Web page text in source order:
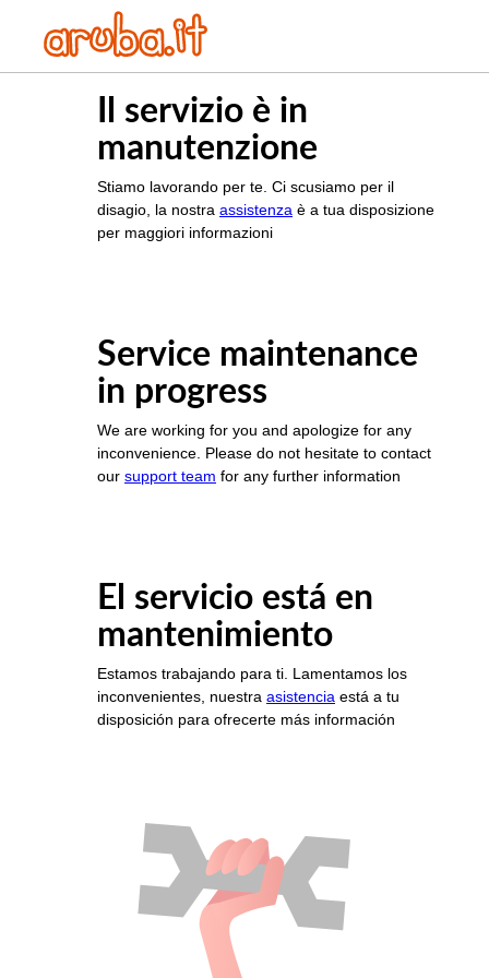
Il servizio è in
manutenzione
Stiamo lavorando per te. Ci scusiamo per il
disagio, la nostra assistenza è a tua disposizione
per maggiori informazioni
Service maintenance
in progress
We are working for you and apologize for any
inconvenience. Please do not hesitate to contact
our support team for any further information
El servicio está en
mantenimiento
Estamos trabajando para ti. Lamentamos los
inconvenientes, nuestra asistencia está a tu
disposición para ofrecerte más información